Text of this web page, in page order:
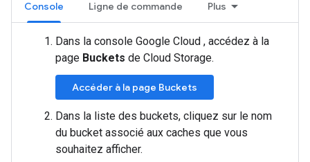
Console Ligne de commande Plus
Dans la console Google Cloud , accédez à la
page Buckets de Cloud Storage.
Accéder à la page Buckets
Dans la liste des buckets, cliquez sur le nom
du bucket associé aux caches que vous
souhaitez afficher.